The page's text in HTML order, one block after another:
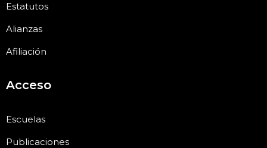
Estatutos
Alianzas
Afiliación
Acceso
Escuelas
Publicaciones